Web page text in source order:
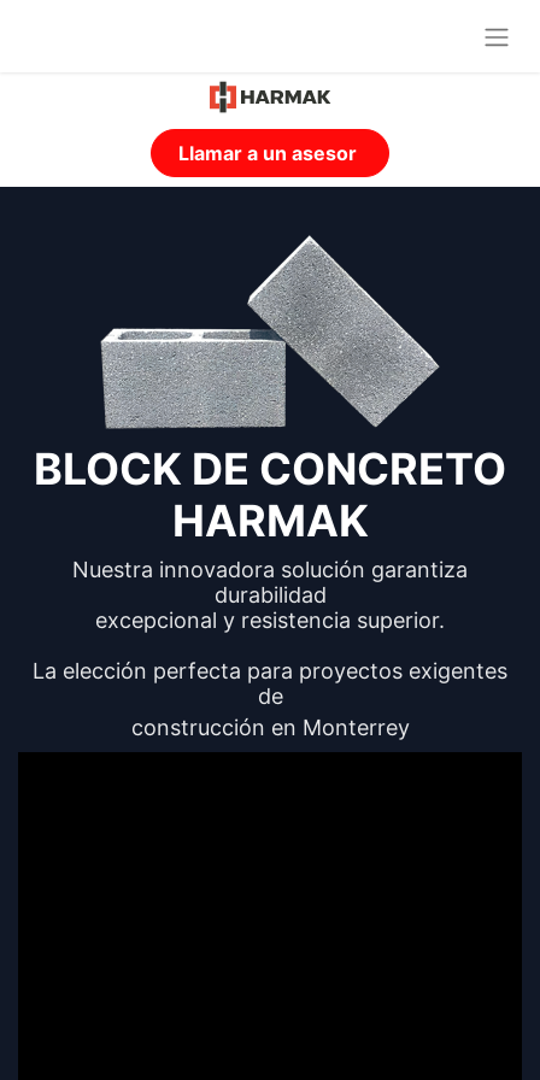
Llamar a un asesor
BLOCK DE CONCRETO
HARMAK
Nuestra innovadora solución garantiza
durabilidad
excepcional y resistencia superior.
La elección perfecta para proyectos exigentes
de
construcción en Monterrey